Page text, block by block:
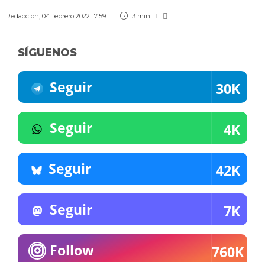
Redaccion, 04 febrero 2022 17:59 3 min
SÍGUENOS
Seguir 30K
Seguir 4K
Seguir 42K
Seguir 7K
Follow 760K